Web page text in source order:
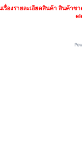
รื่องรายละเอียดสินค้า สินค้า